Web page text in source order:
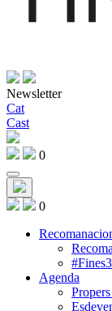
Newsletter
Cat
Cast
0
0
#Fines3
Agenda